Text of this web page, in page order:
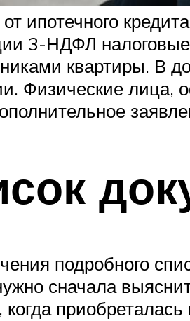
от ипотечного
3-НДФЛ
квартиры. В
Физические лица,
подробного
сначала
когда